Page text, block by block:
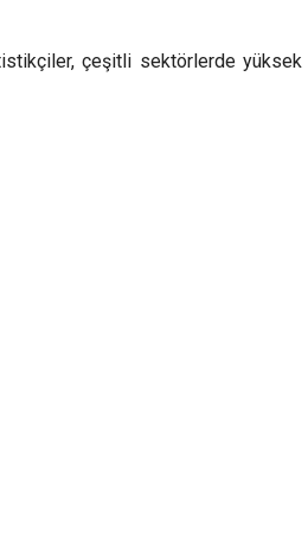
çeşitli sektörlerde